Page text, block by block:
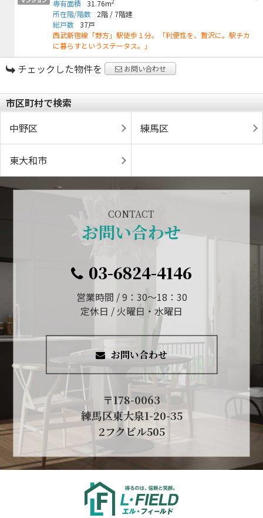
専有面積
31.76m2
所在階/階数 2階 / 7階建
総戸数 37戸
西武新宿線「野方」駅徒歩１分。「利便性を、贅沢に。駅チカ
に暮らすというステータス。」
チェックした物件を お問い合わせ
市区町村で検索
中野区
練馬区
東大和市
CONTACT
お問い合わせ
03-6824-4146
営業時間 / 9：30～18：30
定休日 / 火曜日・水曜日
お問い合わせ
〒178-0063
練馬区東大泉1-20-35
2フクビル505